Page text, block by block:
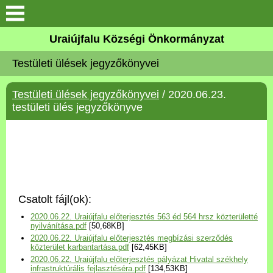
Köszöntő
Elérhetőségek
Uraiújfalu
Választási információk
Versenyképes Járások
Program
Uraiújfalu Községi Önkormányzat
Testületi ülések jegyzőkönyvei
Testületi ülések jegyzőkönyvei / 2020.06.23.
testületi ülés jegyzőkönyve
Csatolt fájl(ok):
2020.06.22. Uraiújfalu előterjesztés 563 éd 564 hrsz közterületté
nyilvánítása.pdf [50,68KB]
2020.06.22. Uraiújfalu előterjesztés megbízási szerződés
közterület karbantartása.pdf [62,45KB]
2020.06.22. Uraiújfalu előterjesztés pályázat Hivatal székhely
infrastruktúrális fejlasztéséra.pdf [134,53KB]